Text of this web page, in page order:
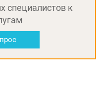
специалистов к